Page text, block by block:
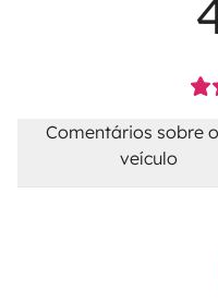
Comentários sobre
veículo